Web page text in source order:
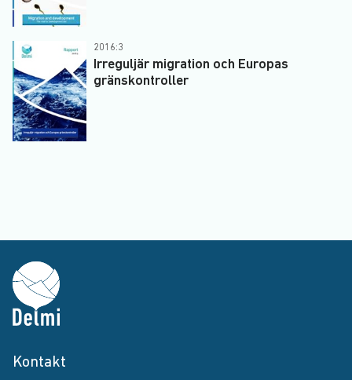
2016:3
Irreguljär migration och Europas
gränskontroller
Kontakt